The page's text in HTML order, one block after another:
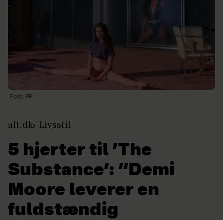
Foto: PR
alt.dk Livsstil
5 hjerter til ’The
Substance’: ”Demi
Moore leverer en
fuldstændig